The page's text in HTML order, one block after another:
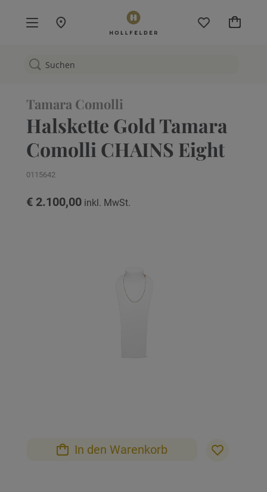
Mein
Tamara Comolli
Halskette Gold Tamara
Comolli CHAINS Eight
0115642
€ 2.100,00
springen
In den Warenkorb